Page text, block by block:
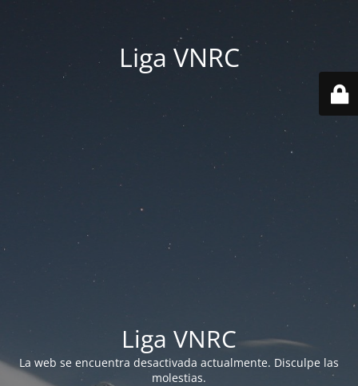
Liga VNRC
Liga VNRC
La web se encuentra desactivada actualmente. Disculpe las
molestias.